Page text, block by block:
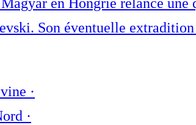
en Hongrie relance
Son éventuelle
·
·